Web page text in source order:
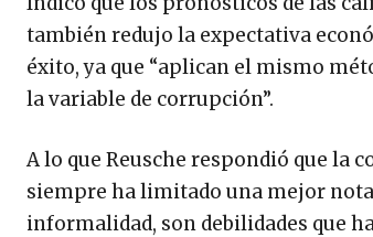
también redujo la expectativa
éxito, ya que “aplican el mismo
la variable de corrupción”.
A lo que Reusche respondió que la
siempre ha limitado una mejor
informalidad, son debilidades que